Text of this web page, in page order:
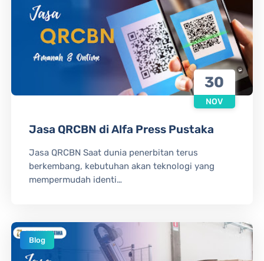
30
NOV
Jasa QRCBN di Alfa Press Pustaka
Jasa QRCBN Saat dunia penerbitan terus
berkembang, kebutuhan akan teknologi yang
mempermudah identi…
Blog